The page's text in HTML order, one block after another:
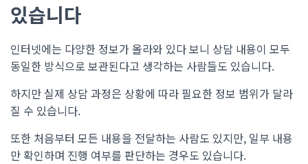
있습니다
인터넷에는 다양한 정보가 올라와 있다 보니 상담 내용이 모두
동일한 방식으로 보관된다고 생각하는 사람들도 있습니다.
하지만 실제 상담 과정은 상황에 따라 필요한 정보 범위가 달라
질 수 있습니다.
또한 처음부터 모든 내용을 전달하는 사람도 있지만, 일부 내용
만 확인하며 진행 여부를 판단하는 경우도 있습니다.